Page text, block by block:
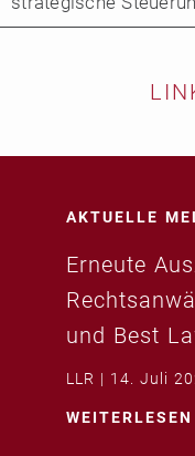
AKTUELLE
Erneute
und Best
LLR 14. Juli
WEITERLESEN